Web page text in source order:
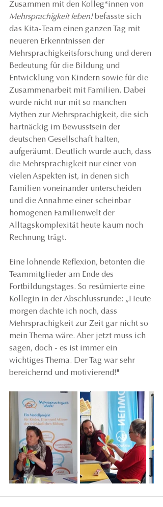
Zusammen mit den Kolleg*innen von
Mehrsprachigkeit leben! befasste sich
das Kita-Team einen ganzen Tag mit
neueren Erkenntnissen der
Mehrsprachigkeitsforschung und deren
Bedeutung für die Bildung und
Entwicklung von Kindern sowie für die
Zusammenarbeit mit Familien. Dabei
wurde nicht nur mit so manchen
Mythen zur Mehrsprachigkeit, die sich
hartnäckig im Bewusstsein der
deutschen Gesellschaft halten,
aufgeräumt. Deutlich wurde auch, dass
die Mehrsprachigkeit nur einer von
vielen Aspekten ist, in denen sich
Familien voneinander unterscheiden
und die Annahme einer scheinbar
homogenen Familienwelt der
Alltagskomplexität heute kaum noch
Rechnung trägt.
Eine lohnende Reflexion, betonten die
Teammitglieder am Ende des
Fortbildungstages. So resümierte eine
Kollegin in der Abschlussrunde: „Heute
morgen dachte ich noch, dass
Mehrsprachigkeit zur Zeit gar nicht so
mein Thema wäre. Aber jetzt muss ich
sagen, doch - es ist immer ein
wichtiges Thema. Der Tag war sehr
bereichernd und motivierend!"